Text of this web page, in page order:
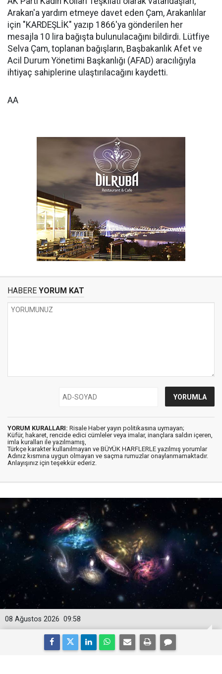
Arakan'a yardım etmeye davet eden Çam, Arakanlılar
için "KARDEŞLİK" yazıp 1866'ya gönderilen her
mesajla 10 lira bağışta bulunulacağını bildirdi. Lütfiye
Selva Çam, toplanan bağışların, Başbakanlık Afet ve
Acil Durum Yönetimi Başkanlığı (AFAD) aracılığıyla
ihtiyaç sahiplerine ulaştırılacağını kaydetti.
AA
HABERE YORUM KAT
YORUM KURALLARI: Risale Haber yayın politikasına uymayan;
Küfür, hakaret, rencide edici cümleler veya imalar, inançlara saldırı içeren,
imla kuralları ile yazılmamış,
Türkçe karakter kullanılmayan ve BÜYÜK HARFLERLE yazılmış yorumlar
Adınız kısmına uygun olmayan ve saçma rumuzlar onaylanmamaktadır.
Anlayışınız için teşekkür ederiz.
09:58
08 Ağustos 2026